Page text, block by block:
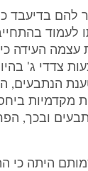
לעמוד
עצמה העידה
צדדי ג'
הנתבעים,
מקדמיות
ובכך,
היתה כי